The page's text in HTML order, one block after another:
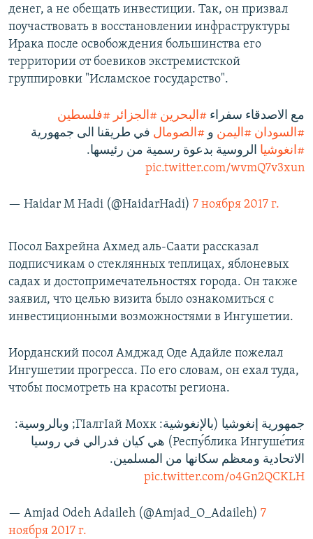
денег, а не обещать инвестиции. Так, он призвал
поучаствовать в восстановлении инфраструктуры
Ирака после освобождения большинства его
территории от боевиков экстремистской
группировки "Исламское государство".
مع الاصدقاء سفراء #البحرين #الجزائر #فلسطين
#السودان #اليمن و #الصومال في طريقنا الى جمهورية
#انغوشيا الروسية بدعوة رسمية من رئيسها.
pic.twitter.com/wvmQ7v3xun
— Haidar M Hadi (@HaidarHadi) 7 ноября 2017 г.
Посол Бахрейна Ахмед аль-Саати рассказал
подписчикам о стеклянных теплицах, яблоневых
садах и достопримечательностях города. Он также
заявил, что целью визита было ознакомиться с
инвестиционными возможностями в Ингушетии.
Иорданский посол Амджад Оде Адайле пожелал
Ингушетии прогресса. По его словам, он ехал туда,
чтобы посмотреть на красоты региона.
جمهورية إنغوشيا (بالإنغوشية: ГIалгIай Мохк; وبالروسية:
Респу́блика Ингуше́тия) هي كيان فدرالي في روسيا
الاتحادية ومعظم سكانها من المسلمين.
pic.twitter.com/o4Gn2QCKLH
— Amjad Odeh Adaileh (@Amjad_O_Adaileh) 7
ноября 2017 г.